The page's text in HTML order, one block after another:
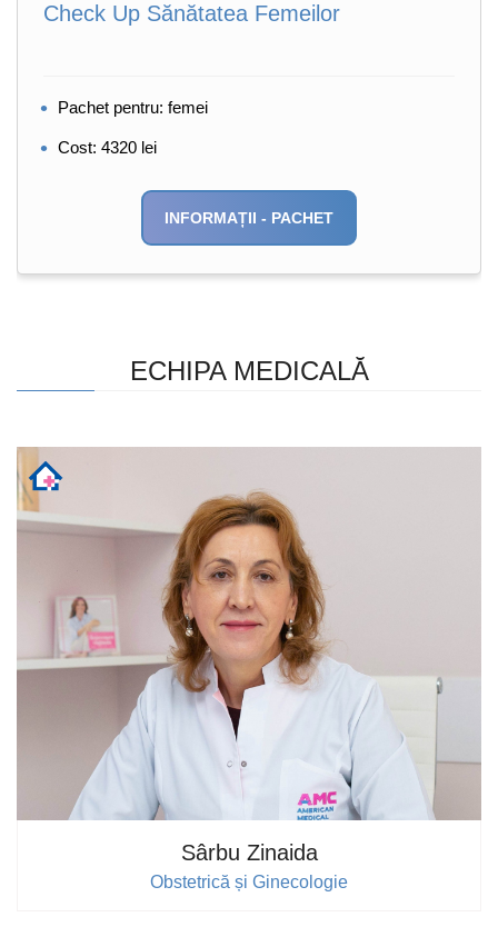
Check Up Sănătatea Femeilor
Pachet pentru: femei
Cost: 4320 lei
INFORMAȚII - PACHET
ECHIPA MEDICALĂ
Sârbu Zinaida
Obstetrică și Ginecologie